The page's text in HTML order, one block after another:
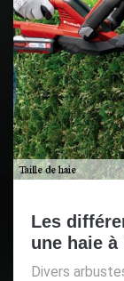
Les
une haie
Divers